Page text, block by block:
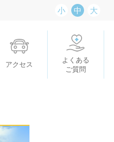
小 中 大
アクセス
よくある
ご質問